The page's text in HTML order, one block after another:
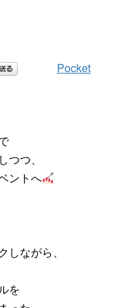
Pocket
つ、
ントへ
しながら、
を